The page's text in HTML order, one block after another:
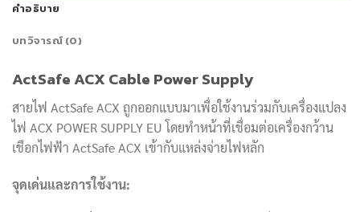
คำอธิบาย
บทวิจารณ์ (0)
ActSafe ACX Cable Power Supply
สายไฟ ActSafe ACX ถูกออกแบบมาเพื่อใช้งานร่วมกับเครื่องแปลง
ไฟ ACX POWER SUPPLY EU โดยทำหน้าที่เชื่อมต่อเครื่องกว้าน
เชือกไฟฟ้า ActSafe ACX เข้ากับแหล่งจ่ายไฟหลัก
จุดเด่นและการใช้งาน: